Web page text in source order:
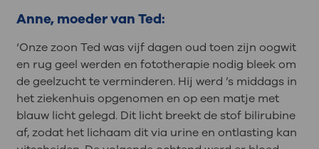
Anne, moeder van Ted:
‘Onze zoon Ted was vijf dagen oud toen zijn oogwit
en rug geel werden en fototherapie nodig bleek om
de geelzucht te verminderen. Hij werd ’s middags in
het ziekenhuis opgenomen en op een matje met
blauw licht gelegd. Dit licht breekt de stof bilirubine
af, zodat het lichaam dit via urine en ontlasting kan